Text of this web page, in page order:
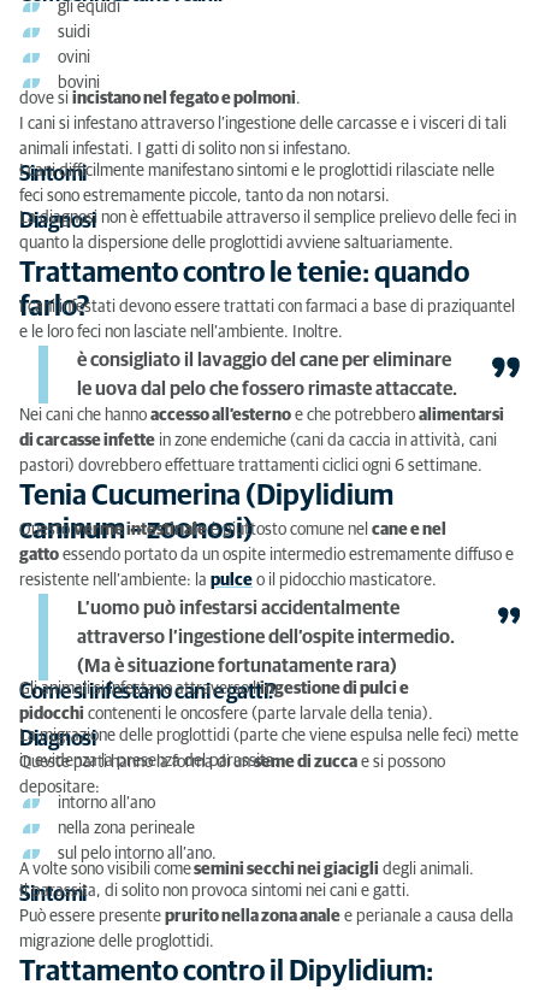
gli equidi
suidi
ovini
bovini
dove si incistano nel fegato e polmoni.
I cani si infestano attraverso l’ingestione delle carcasse e i visceri di tali
animali infestati. I gatti di solito non si infestano.
Sintomi
I cani difficilmente manifestano sintomi e le proglottidi rilasciate nelle
feci sono estremamente piccole, tanto da non notarsi.
Diagnosi
La diagnosi non è effettuabile attraverso il semplice prelievo delle feci in
quanto la dispersione delle proglottidi avviene saltuariamente.
Trattamento contro le tenie: quando
farlo?
I cani infestati devono essere trattati con farmaci a base di praziquantel
e le loro feci non lasciate nell’ambiente. Inoltre.
è consigliato il lavaggio del cane per eliminare
le uova dal pelo che fossero rimaste attaccate.
Nei cani che hanno accesso all’esterno e che potrebbero alimentarsi
di carcasse infette in zone endemiche (cani da caccia in attività, cani
pastori) dovrebbero effettuare trattamenti ciclici ogni 6 settimane.
Tenia Cucumerina (Dipylidium
caninum – zoonosi)
Questo verme intestinaleè piuttosto comune nel cane e nel
gatto essendo portato da un ospite intermedio estremamente diffuso e
resistente nell’ambiente: la pulce o il pidocchio masticatore.
L’uomo può infestarsi accidentalmente
attraverso l’ingestione dell’ospite intermedio.
(Ma è situazione fortunatamente rara)
Come si infestano cani e gatti?
Gli animali si infestano attraverso l’ingestione di pulci e
pidocchi contenenti le oncosfere (parte larvale della tenia).
Diagnosi
La migrazione delle proglottidi (parte che viene espulsa nelle feci) mette
in evidenza la presenza del parassita.
Queste parti hanno la forma di unseme di zucca e si possono
depositare:
intorno all’ano
nella zona perineale
sul pelo intorno all’ano.
A volte sono visibili comesemini secchi nei giacigli degli animali.
Sintomi
Il parassita, di solito non provoca sintomi nei cani e gatti.
Può essere presente prurito nella zona anale e perianale a causa della
migrazione delle proglottidi.
Trattamento contro il Dipylidium: